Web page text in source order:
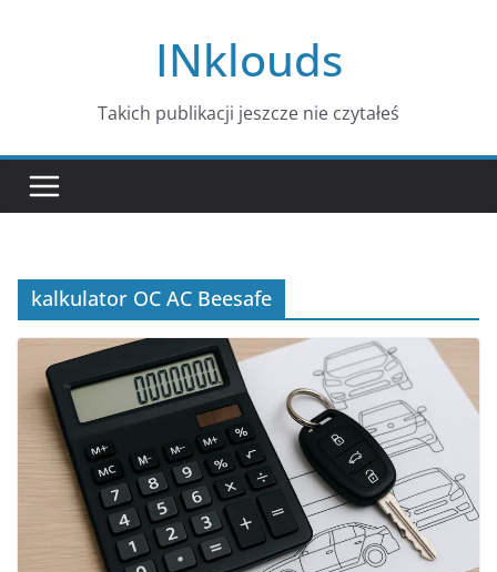
INklouds
Takich publikacji jeszcze nie czytałeś
kalkulator OC AC Beesafe